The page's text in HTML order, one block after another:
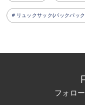
リュックサック(バックパッ
フォロ